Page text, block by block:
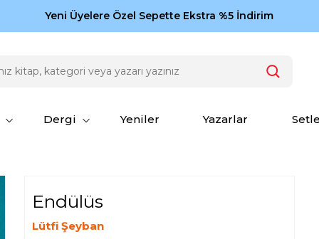
Zamansız eserler Ketebe'de: Cengiz Aytmatov
Yeni Üyelere Özel Sepette Ekstra %5 İndirim
Dergi Yeniler Yazarlar
Endülüs
Lütfi Şeyban